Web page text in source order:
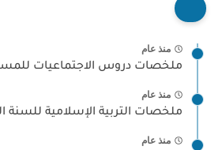
منذ عام
ملخصات دروس الاجتماعيات
منذ عام
ملخصات التربية الإسلامية للسنة
منذ عام